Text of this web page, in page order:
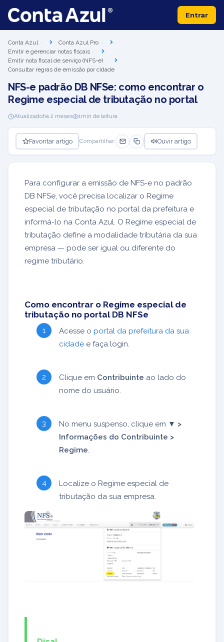
Entrar
Conta Azul
Conta Azul Pro
Emitir e gerenciar notas fiscais
Emitir nota fiscal de serviço (NFS-e)
Consultar regras de emissão por cidade
NFS-e padrão DB NFSe: como encontrar o
Regime especial de tributação no portal
Atualizadohá 2 meses 1min de leitura
Favoritar artigo Compartilhar: Ouvir artigo
Para configurar a emissão de NFS-e no padrão
DB NFSe, você precisa localizar o Regime
especial de tributação no portal da prefeitura e
informá-lo na Conta Azul. O Regime especial de
tributação define a modalidade tributária da sua
empresa — pode ser igual ou diferente do
regime tributário.
Como encontrar o Regime especial de
tributação no portal DB NFSe
Acesse o portal da prefeitura da sua
cidade e faça login.
Clique em Contribuinte ao lado do
nome do usuário.
No menu suspenso, clique em ▼ >
Informações do Contribuinte >
Regime.
Localize o Regime especial de
tributação da sua empresa.